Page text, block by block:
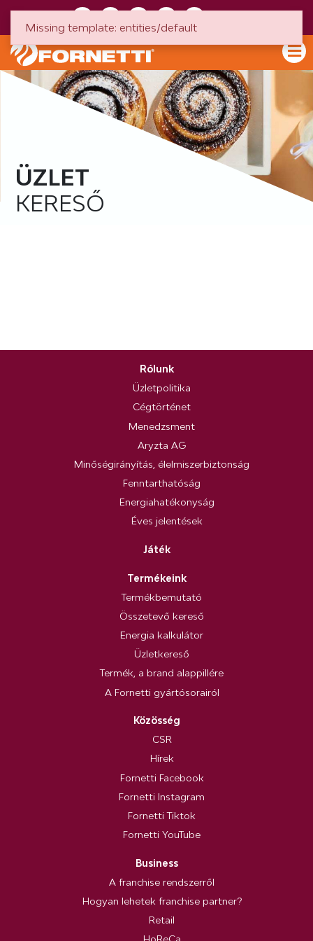
ÜZLET
KERESŐ
Rólunk
Üzletpolitika
Cégtörténet
Menedzsment
Aryzta AG
Minőségirányítás, élelmiszerbiztonság
Fenntarthatóság
Energiahatékonyság
Éves jelentések
Játék
Termékeink
Termékbemutató
Összetevő kereső
Energia kalkulátor
Üzletkereső
Termék, a brand alappillére
A Fornetti gyártósorairól
Közösség
CSR
Hírek
Fornetti Facebook
Fornetti Instagram
Fornetti Tiktok
Fornetti YouTube
Business
A franchise rendszerről
Hogyan lehetek franchise partner?
Retail
Missing template: entities/default